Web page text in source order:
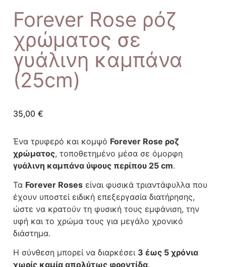
Forever Rose ρόζ
χρώματος σε
γυάλινη καμπάνα
(25cm)
35,00 €
Ένα τρυφερό και κομψό Forever Rose ροζ
χρώματος, τοποθετημένο μέσα σε όμορφη
γυάλινη καμπάνα ύψους περίπου 25 cm.
Τα Forever Roses είναι φυσικά τριαντάφυλλα που
έχουν υποστεί ειδική επεξεργασία διατήρησης,
ώστε να κρατούν τη φυσική τους εμφάνιση, την
υφή και το χρώμα τους για μεγάλο χρονικό
διάστημα.
Η σύνθεση μπορεί να διαρκέσει 3 έως 5 χρόνια
χωρίς καμία απολύτως φροντίδα.